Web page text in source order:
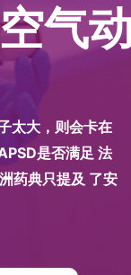
气动
太大，则会卡在
是否满足 法
药典只提及 了安